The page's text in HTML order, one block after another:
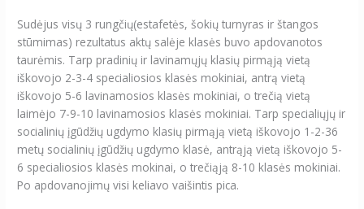
Sudėjus visų 3 rungčių(estafetės, šokių turnyras ir štangos
stūmimas) rezultatus aktų salėje klasės buvo apdovanotos
taurėmis. Tarp pradinių ir lavinamųjų klasių pirmąją vietą
iškovojo 2-3-4 specialiosios klasės mokiniai, antrą vietą
iškovojo 5-6 lavinamosios klasės mokiniai, o trečią vietą
laimėjo 7-9-10 lavinamosios klasės mokiniai. Tarp specialiųjų ir
socialinių įgūdžių ugdymo klasių pirmąją vietą iškovojo 1-2-36
metų socialinių įgūdžių ugdymo klasė, antrąją vietą iškovojo 5-
6 specialiosios klasės mokinai, o trečiąją 8-10 klasės mokiniai.
Po apdovanojimų visi keliavo vaišintis pica.